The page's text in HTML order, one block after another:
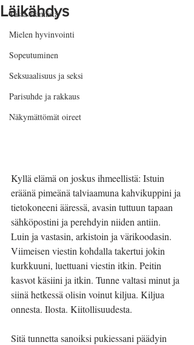
Tästä elämästä
Mielen hyvinvointi
Sopeutuminen
Seksuaalisuus ja seksi
Parisuhde ja rakkaus
Näkymättömät oireet
Läikähdys
Kyllä elämä on joskus ihmeellistä: Istuin
eräänä pimeänä talviaamuna kahvikuppini ja
tietokoneeni ääressä, avasin tuttuun tapaan
sähköpostini ja perehdyin niiden antiin.
Luin ja vastasin, arkistoin ja värikoodasin.
Viimeisen viestin kohdalla takertui jokin
kurkkuuni, luettuani viestin itkin. Peitin
kasvot käsiini ja itkin. Tunne valtasi minut ja
siinä hetkessä olisin voinut kiljua. Kiljua
onnesta. Ilosta. Kiitollisuudesta.
Sitä tunnetta sanoiksi pukiessani päädyin